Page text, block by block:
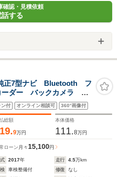
確認・見積依頼
話する
正7型ナビ Bluetooth フ
ーダー バックカメラ ビ
ー パワーステアリング
ワースライドドア ドア
ン付 オンライン相談可 360°画像付
総額
9万円
本体価格
111.8万円
ローン 月々 15,100円
2017年 走行 4.5万km
車検整備付 修復
なし